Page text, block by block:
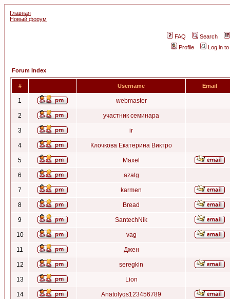
Главная
Новый форум
FAQ
Search
Profile
Log in
Forum Index
# Username Email
1 webmaster
2 участник семинара
3 ir
4 Клочкова Екатерина Виктро
5 Maxel
6 azatg
7 karmen
8 Bread
9 SantechNik
10 vag
11 Джен
12 seregkin
13 Lion
14 Anatolyqs123456789